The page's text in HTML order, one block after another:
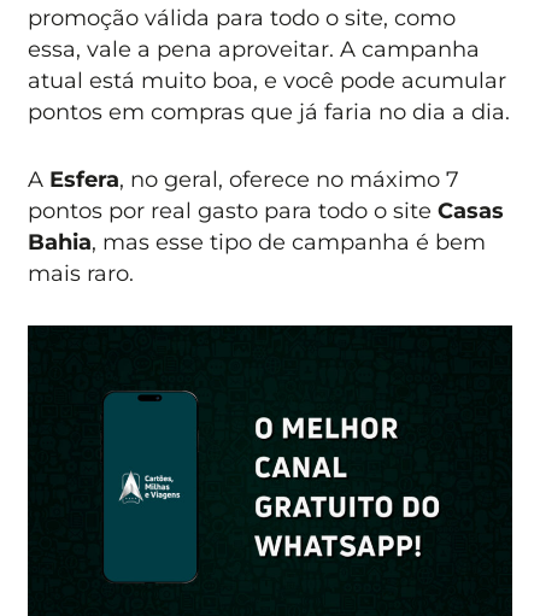
promoção válida para todo o site, como
essa, vale a pena aproveitar. A campanha
atual está muito boa, e você pode acumular
pontos em compras que já faria no dia a dia.
A Esfera, no geral, oferece no máximo 7
pontos por real gasto para todo o siteCasas
Bahia, mas esse tipo de campanha é bem
mais raro.